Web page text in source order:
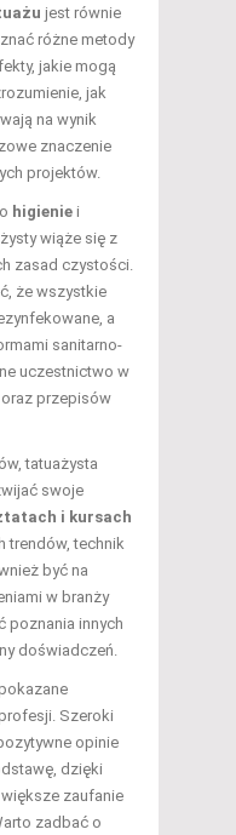
jest równie
różne metody
jakie mogą
jak
na wynik
znaczenie
projektów.
higienie i
wiąże się z
zasad czystości.
że wszystkie
a
sanitarno-
uczestnictwo w
przepisów
tatuażysta
swoje
i kursach
trendów, technik
być na
w branży
poznania innych
doświadczeń.
Szeroki
opinie
dzięki
zaufanie
zadbać o